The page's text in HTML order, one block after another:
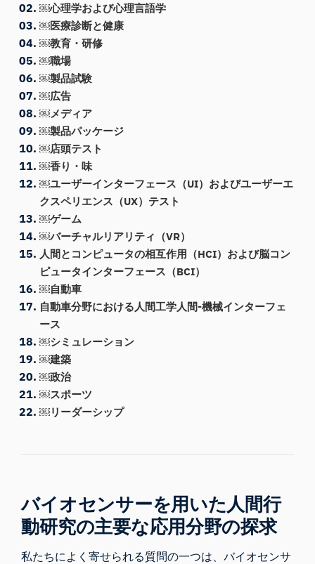
￼心理学および心理言語学
￼医療診断と健康
￼教育・研修
￼職場
￼製品試験
￼広告
￼メディア
￼製品パッケージ
￼店頭テスト
￼香り・味
￼ユーザーインターフェース（UI）およびユーザーエ
クスペリエンス（UX）テスト
￼ゲーム
￼バーチャルリアリティ（VR）
人間とコンピュータの相互作用（HCI）および脳コン
ピュータインターフェース（BCI）
￼自動車
自動車分野における人間工学人間-機械インターフェ
ース
￼シミュレーション
￼建築
￼政治
￼スポーツ
￼リーダーシップ
バイオセンサーを用いた人間行
動研究の主要な応用分野の探求
私たちによく寄せられる質問の一つは、バイオセンサ